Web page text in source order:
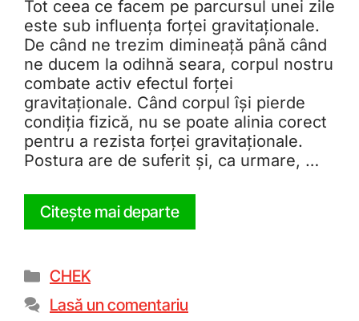
Tot ceea ce facem pe parcursul unei zile
este sub influența forței gravitaționale.
De când ne trezim dimineață până când
ne ducem la odihnă seara, corpul nostru
combate activ efectul forței
gravitaționale. Când corpul își pierde
condiția fizică, nu se poate alinia corect
pentru a rezista forței gravitaționale.
Postura are de suferit și, ca urmare, …
Citește mai departe
CHEK
Lasă un comentariu